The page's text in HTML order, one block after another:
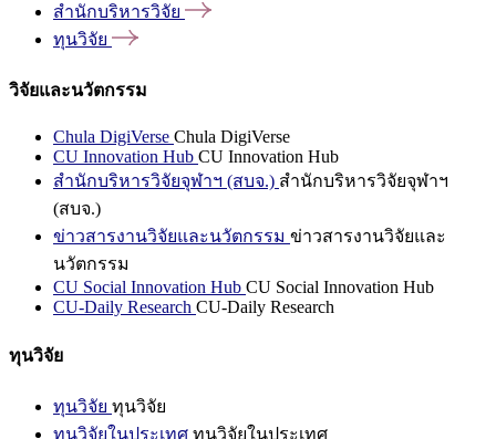
สำนักบริหารวิจัย
ทุนวิจัย
วิจัยและนวัตกรรม
Chula DigiVerse Chula DigiVerse
CU Innovation Hub CU Innovation Hub
สำนักบริหารวิจัยจุฬาฯ (สบจ.) สำนักบริหารวิจัยจุฬาฯ
(สบจ.)
ข่าวสารงานวิจัยและนวัตกรรม ข่าวสารงานวิจัยและ
นวัตกรรม
CU Social Innovation Hub CU Social Innovation Hub
CU-Daily Research CU-Daily Research
ทุนวิจัย
ทุนวิจัย ทุนวิจัย
ทุนวิจัยในประเทศ ทุนวิจัยในประเทศ